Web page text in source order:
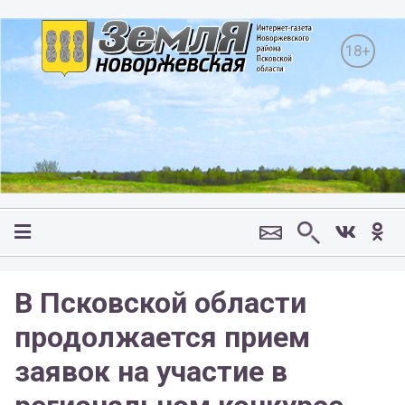
18+
В Псковской области
продолжается прием
заявок на участие в